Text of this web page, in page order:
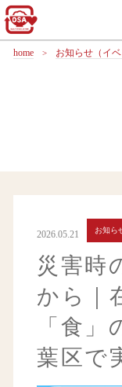
home お知らせ（イベ
2026.05.21 お知ら
災害時
から｜
「食
葉区で